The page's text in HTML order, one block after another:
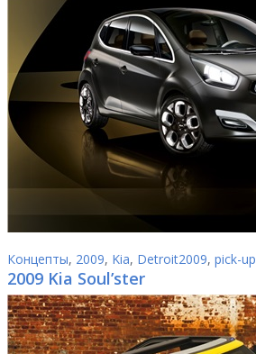
Концепты, 2009, Kia, Detroit2009, pick-up
2009 Kia Soul’ster